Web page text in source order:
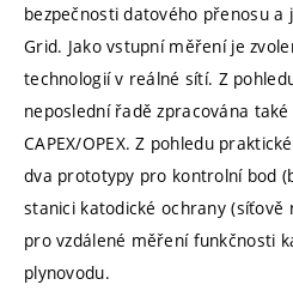
bezpečnosti datového přenosu
Grid. Jako vstupní měření je
technologií v reálné sítí. Z
neposlední řadě zpracována
CAPEX/OPEX. Z pohledu
dva prototypy pro kontrolní bod
stanici katodické ochrany (síťově
pro vzdálené měření funkčnosti
plynovodu.